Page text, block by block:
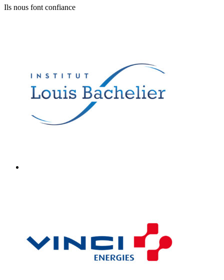
Ils nous font confiance